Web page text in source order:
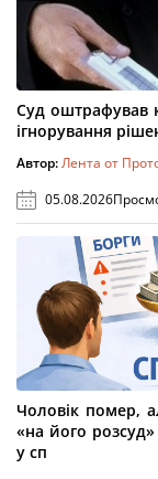
Суд оштрафував
ігнорування
Автор:Лента от
05.08.2026
Чоловік помер,
«на його
у сп